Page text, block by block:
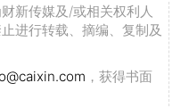
新传媒及/或相关权利人
进行转载、摘编、复制及
，获得书面